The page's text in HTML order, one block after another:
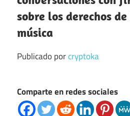
sobre los derechos
música
Publicado porcryptoka
Comparte en redes sociales